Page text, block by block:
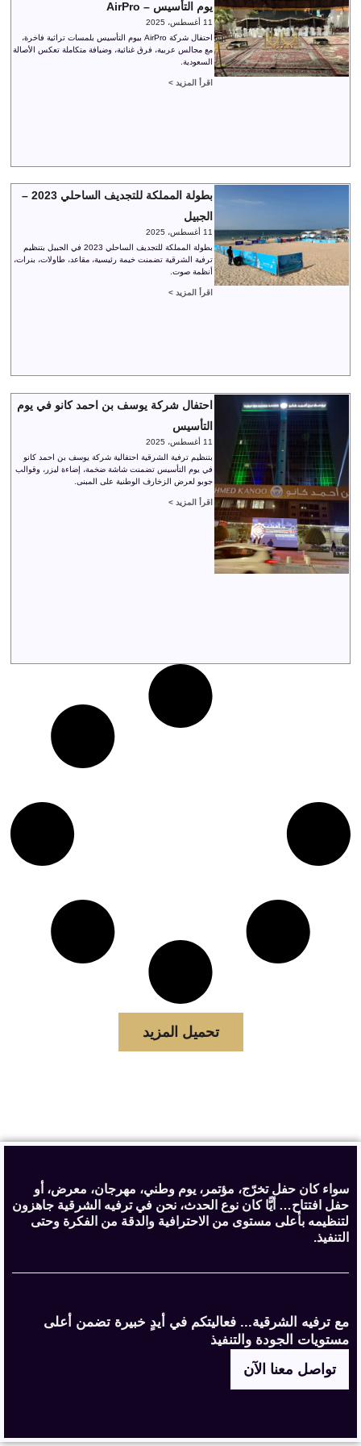
يوم التأسيس – AirPro
11 أغسطس، 2025
احتفال شركة AirPro بيوم التأسيس بلمسات تراثية فاخرة،
مع مجالس عربية، فرق غنائية، وضيافة متكاملة تعكس الأصالة
السعودية.
اقرأ المزيد >
بطولة المملكة للتجديف الساحلي 2023 –
الجبيل
11 أغسطس، 2025
بطولة المملكة للتجديف الساحلي 2023 في الجبيل بتنظيم
ترفية الشرقية تضمنت خيمة رئيسية، مقاعد، طاولات، بنرات،
أنظمة صوت.
اقرأ المزيد >
احتفال شركة يوسف بن احمد كانو في يوم
التأسيس
11 أغسطس، 2025
بتنظيم ترفية الشرقية احتفالية شركة يوسف بن احمد كانو
في يوم التأسيس تضمنت شاشة ضخمة، إضاءة ليزر، وقوالب
جوبو لعرض الزخارف الوطنية على المبنى.
اقرأ المزيد >
تحميل المزيد
سواء كان حفل تخرّج، مؤتمر، يوم وطني، مهرجان، معرض، أو
حفل افتتاح… أيًّا كان نوع الحدث، نحن في ترفيه الشرقية جاهزون
لتنظيمه بأعلى مستوى من الاحترافية والدقة من الفكرة وحتى
التنفيذ.
مع ترفيه الشرقية... فعاليتكم في أيدٍ خبيرة تضمن أعلى
مستويات الجودة والتنفيذ
تواصل معنا الآن